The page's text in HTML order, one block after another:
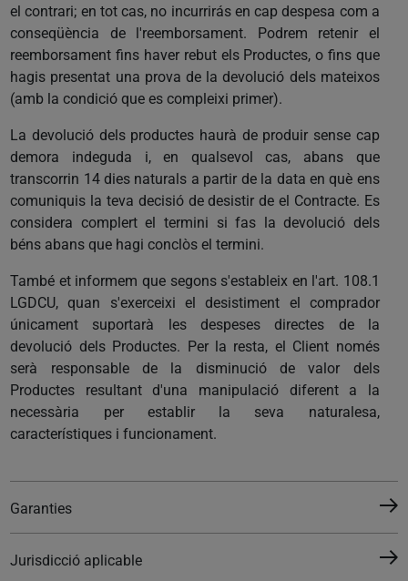
el contrari; en tot cas, no incurrirás en cap despesa com a
conseqüència de l'reemborsament. Podrem retenir el
reemborsament fins haver rebut els Productes, o fins que
hagis presentat una prova de la devolució dels mateixos
(amb la condició que es compleixi primer).
La devolució dels productes haurà de produir sense cap
demora indeguda i, en qualsevol cas, abans que
transcorrin 14 dies naturals a partir de la data en què ens
comuniquis la teva decisió de desistir de el Contracte. Es
considera complert el termini si fas la devolució dels
béns abans que hagi conclòs el termini.
També et informem que segons s'estableix en l'art. 108.1
LGDCU, quan s'exerceixi el desistiment el comprador
únicament suportarà les despeses directes de la
devolució dels Productes. Per la resta, el Client només
serà responsable de la disminució de valor dels
Productes resultant d'una manipulació diferent a la
necessària per establir la seva naturalesa,
característiques i funcionament.
Garanties
Jurisdicció aplicable